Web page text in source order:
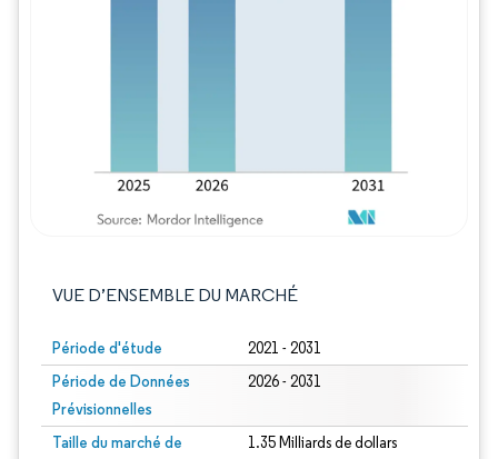
VUE D’ENSEMBLE DU MARCHÉ
Période d'étude 2021 - 2031
Période de Données
Prévisionnelles
2026 - 2031
Taille du marché de
1.35 Milliards de dollars